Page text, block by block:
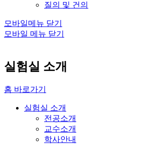
질의 및 건의
모바일메뉴 닫기
모바일 메뉴 닫기
실험실 소개
홈 바로가기
실험실 소개
전공소개
교수소개
학사안내